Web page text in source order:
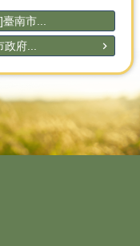
南市...
政府...